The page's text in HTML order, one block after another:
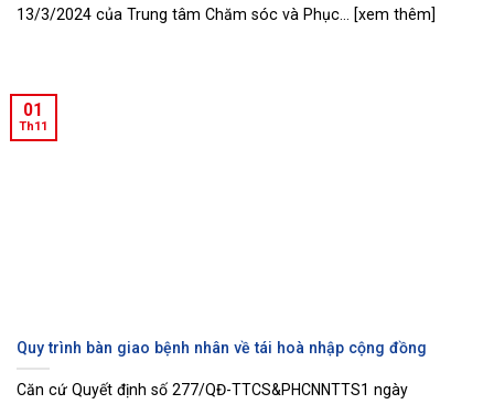
13/3/2024 của Trung tâm Chăm sóc và Phục... [xem thêm]
Quy trình bàn giao bệnh nhân về tái hoà nhập cộng đồng
Căn cứ Quyết định số 277/QĐ-TTCS&PHCNNTTS1 ngày
01
Th11